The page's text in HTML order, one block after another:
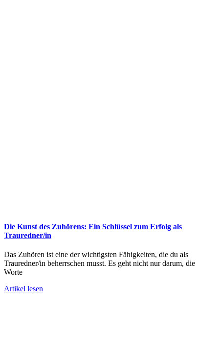
Die Kunst des Zuhörens: Ein Schlüssel zum Erfolg als
Trauredner/in
Das Zuhören ist eine der wichtigsten Fähigkeiten, die du als
Trauredner/in beherrschen musst. Es geht nicht nur darum, die
Worte
Artikel lesen